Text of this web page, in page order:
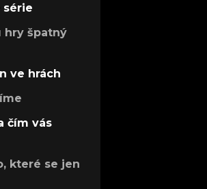
série
hry špatný
ve hrách
čím vás
které se jen